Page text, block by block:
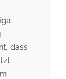
dass